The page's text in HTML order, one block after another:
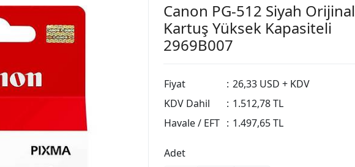
Canon PG-512 Siyah Orijinal
Kartuş Yüksek Kapasiteli
2969B007
Fiyat : 26,33 USD + KDV
KDV Dahil
: 1.512,78 TL
Havale / EFT : 1.497,65 TL
Adet